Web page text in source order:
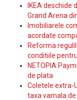
IKEA deschide
Grand Arena
Imobiliarele
acordate
Reforma
conditiile
NETOPIA
de plata
Coletele extra-
taxa vamala